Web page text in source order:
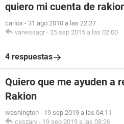
quiero mi cuenta de
carlos - 31 ago 2010 a las 22:27
vanessagr - 25 sep 2015 a las 02:00
4 respuestas
Quiero que me ayuden a
Rakion
washington - 19 sep 2019 a las 04:11
ceszarv - 19 sep 2019 a las 08:26